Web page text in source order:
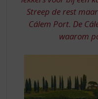
PORT
Streep de rest
Cálem Port. De
waarom